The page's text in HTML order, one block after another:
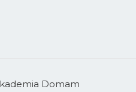
Domam